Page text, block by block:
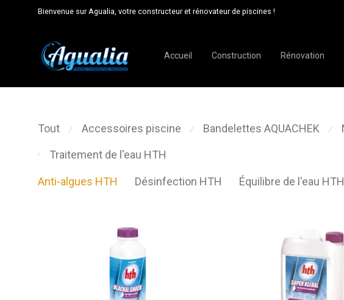
Bienvenue sur Agualia, votre constructeur et rénovateur de piscines !
Accueil Construction Rénovation
Tout ⁄ Accessoires piscine ⁄ Bandelettes AQUACHEK ⁄
⁄ Traitement de l'eau HTH
Anti-algues HTH Désinfection HTH Équilibre de l'eau HTH